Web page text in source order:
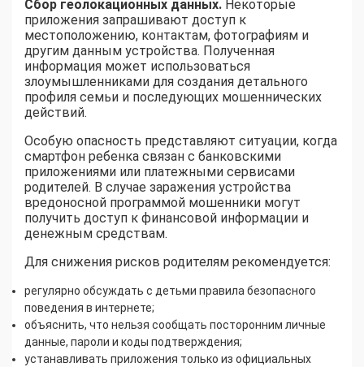
Сбор геолокационных данных. Некоторые
приложения запрашивают доступ к
местоположению, контактам, фотографиям и
другим данным устройства. Полученная
информация может использоваться
злоумышленниками для создания детального
профиля семьи и последующих мошеннических
действий.
Особую опасность представляют ситуации, когда
смартфон ребенка связан с банковскими
приложениями или платежными сервисами
родителей. В случае заражения устройства
вредоносной программой мошенники могут
получить доступ к финансовой информации и
денежным средствам.
Для снижения рисков родителям рекомендуется:
регулярно обсуждать с детьми правила безопасного
поведения в интернете;
объяснить, что нельзя сообщать посторонним личные
данные, пароли и коды подтверждения;
устанавливать приложения только из официальных